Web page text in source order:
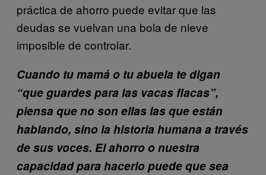
práctica de ahorro puede evitar que las
deudas se vuelvan una bola de nieve
imposible de controlar.
Cuando tu mamá o tu abuela te digan
“que guardes para las vacas flacas”,
piensa que no son ellas las que están
hablando, sino la historia humana a través
de sus voces. El ahorro o nuestra
capacidad para hacerlo puede que sea